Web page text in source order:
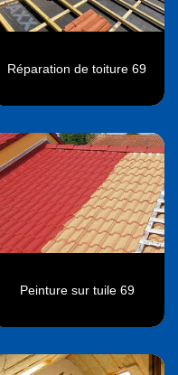
Réparation de toiture 69
Peinture sur tuile 69